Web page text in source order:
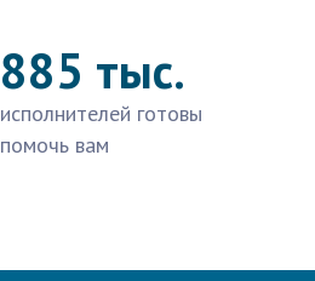
885 тыс.
исполнителей готовы
помочь вам